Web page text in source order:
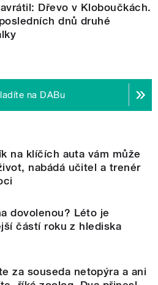
Dřevo v Kloboučkách.
dnů druhé
na DABu
na klíčích auta vám může
nabádá učitel a trenér
dovolenou? Léto je
částí roku z hlediska
za souseda netopýra a ani